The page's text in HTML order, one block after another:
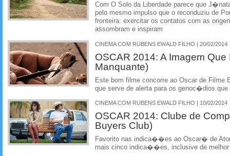
Com O Solo da Liberdade parece que
pelo mesmo impulso que o reconduziu de
fronteira: exercitar os contatos com as
assombram e inspiram
CINEMA COM RUBENS EWALD FILHO | 20/02/2014
OSCAR 2014: A Imagem
Manquante)
Este bom filme concorre ao Oscar de Filme
que serve de alerta para os genoc�dios que
CINEMA COM RUBENS EWALD FILHO | 10/02/2014
OSCAR 2014: Clube de
Buyers Club)
Favorito nas indica��es ao Oscar� de
mais cinco indica��es, inclusive de